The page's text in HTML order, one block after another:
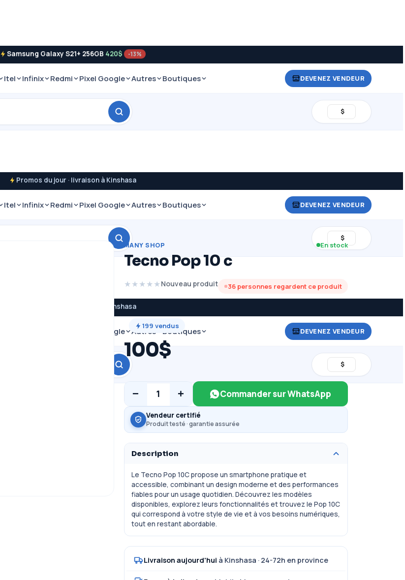
Samsung Galaxy S21+ 256GB 420$ -13%
Itel Infinix Redmi Pixel Google Autres Boutiques DEVENEZ VENDEUR
$
Promos du jour · livraison à Kinshasa
Itel Infinix Redmi Pixel Google Autres Boutiques DEVENEZ VENDEUR
$
Promos du jour · livraison à Kinshasa
Pixel Google Autres Boutiques DEVENEZ VENDEUR
$
MANY SHOP En stock
Tecno Pop 10 c
★★★★★Nouveau produit 36personnes regardent ce produit
199 vendus
100$
− 1 + Commander sur WhatsApp
Vendeur certifié
Produit testé · garantie assurée
Description
Le Tecno Pop 10C propose un smartphone pratique et
accessible, combinant un design moderne et des performances
fiables pour un usage quotidien. Découvrez les modèles
disponibles, explorez leurs fonctionnalités et trouvez le Pop 10C
qui correspond à votre style de vie et à vos besoins numériques,
tout en restant abordable.
Livraison aujourd'hui à Kinshasa · 24-72h en province